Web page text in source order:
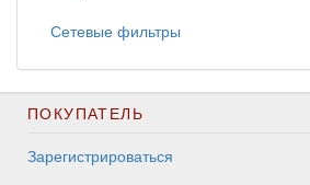
Сетевые фильтры
ПОКУПАТЕЛЬ
Зарегистрироваться